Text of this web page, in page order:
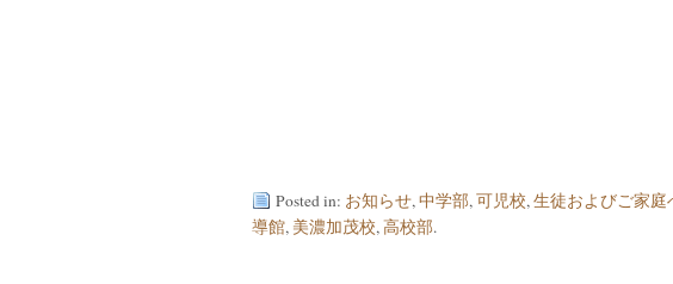
Posted in: お知らせ,中学部,可児校,生徒およびご家庭
導館, 美濃加茂校,高校部.